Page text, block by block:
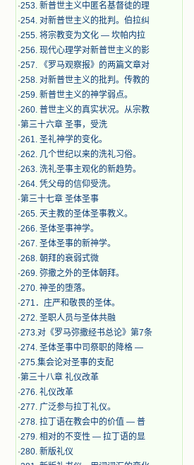
·253. 新普世主义中匿名基督徒的理
·254. 对新普世主义的批判。伯拉纠
·255. 将宗教变为文化 — 坎帕内拉
·256. 现代心理学对新普世主义的影
·257. 《罗马观察报》的两篇文章对
·258. 对新普世主义的批判。传教的
·259. 新普世主义的神学弱点。
·260. 普世主义的真实状况。从宗教
·第三十六章 圣事，受洗
·261. 圣礼神学的变化。
·262. 几个世纪以来的洗礼习俗。
·263. 洗礼圣事主观化的新趋势。
·264. 凭父母的信仰受洗。
·第三十七章 圣体圣事
·265. 天主教的圣体圣事教义。
·266. 圣体圣事神学。
·267. 圣体圣事的新神学。
·268. 朝拜的衰弱式微
·269. 弥撒之外的圣体朝拜。
·270. 神圣的堕落。
·271．庄严和敬畏的圣体。
·272. 圣职人员与圣体共融
·273.对《罗马弥撒经书总论》第7条
·274. 圣体圣事中司祭职的降格 —
·275.集会论对圣事的支配
·第三十八章 礼仪改革
·276. 礼仪改革
·277. 广泛参与拉丁礼仪。
·278. 拉丁语在教会中的价值 — 普
·279. 相对的不变性 — 拉丁语的显
·280. 新版礼仪